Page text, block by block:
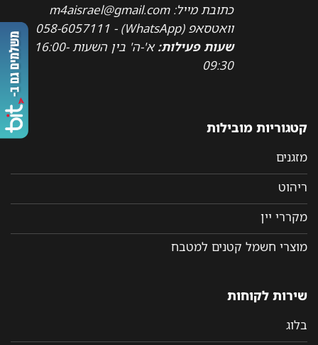
כתובת מייל: m4aisrael@gmail.com
וואטסאפ (WhatsApp) - 058-6057111
שעות פעילות:
א'-ה' בין השעות 16:00-
09:30
קטגוריות מובילות
מזגנים
ריהוט
מקררי יין
מוצרי חשמל קטנים למטבח
שירות לקוחות
בלוג